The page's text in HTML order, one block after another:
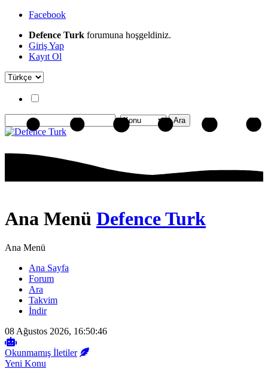
Facebook
Defence Turk forumuna hoşgeldiniz.
Giriş Yap
Kayıt Ol
Ana Menü Defence Turk
Ana Menü
Ana Sayfa
Forum
Ara
Takvim
İndir
08 Ağustos 2026, 16:50:46
Okunmamış İletiler
Yeni Konu